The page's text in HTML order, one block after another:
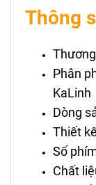
Thông
Phân
KaLinh
Dòng
Thiết
Số
Chất